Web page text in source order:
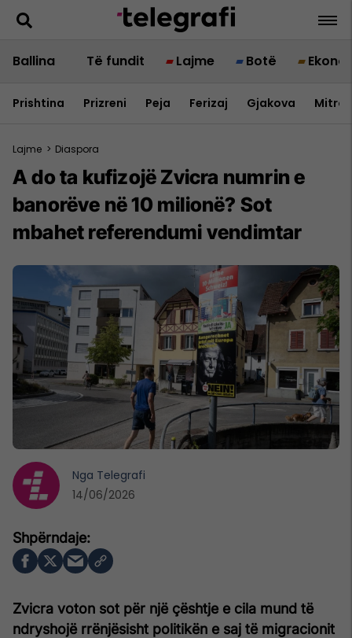
Ballina Të fundit Lajme Botë
Prishtina Prizreni Peja Ferizaj Gjakova
Lajme > Diaspora
A do ta kufizojë Zvicra numrin e
banorëve në 10 milionë? Sot
mbahet referendumi vendimtar
Zvicra voton sot për një çështje e cila mund të
ndryshojë rrënjësisht politikën e saj të migracionit
Nga Telegrafi
14/06/2026